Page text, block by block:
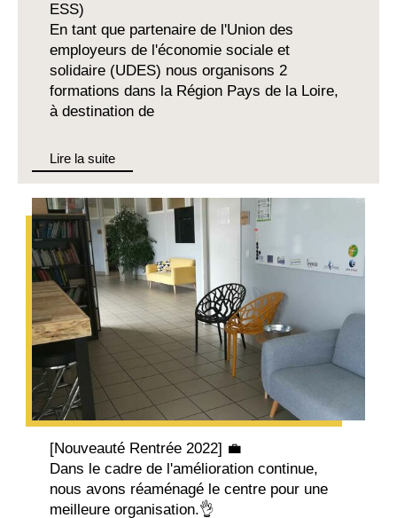
ESS)
En tant que partenaire de l'Union des
employeurs de l'économie sociale et
solidaire (UDES) nous organisons 2
formations dans la Région Pays de la Loire,
à destination de
Lire la suite
[Nouveauté Rentrée 2022] 💼
Dans le cadre de l'amélioration continue,
nous avons réaménagé le centre pour une
meilleure organisation.👌